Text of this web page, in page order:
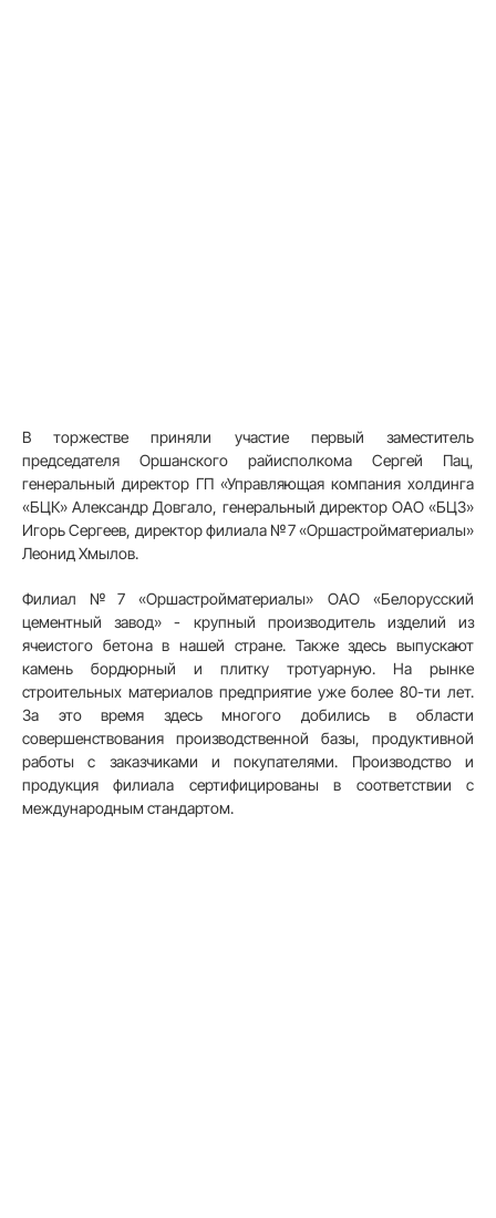
В торжестве приняли участие первый заместитель
председателя Оршанского райисполкома Сергей Пац,
генеральный директор ГП «Управляющая компания холдинга
«БЦК» Александр Довгало, генеральный директор ОАО «БЦЗ»
Игорь Сергеев, директор филиала №7 «Оршастройматериалы»
Леонид Хмылов.
Филиал №7 «Оршастройматериалы» ОАО «Белорусский
цементный завод» - крупный производитель изделий из
ячеистого бетона в нашей стране. Также здесь выпускают
камень бордюрный и плитку тротуарную. На рынке
строительных материалов предприятие уже более 80-ти лет.
За это время здесь многого добились в области
совершенствования производственной базы, продуктивной
работы с заказчиками и покупателями. Производство и
продукция филиала сертифицированы в соответствии с
международным стандартом.